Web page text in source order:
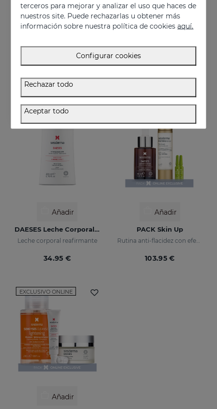
Añadir
DAESES Contorno De Ojos Y Labios
Efecto lifting inmediato y duradero
Añadir
PACK Desafío Al Tiempo
Rutina antiedad suprema
Añadir
DAESES Leche Corporal Reafirmante
Leche corporal reafirmante
34.95 €
EXCLUSIVO ONLINE
Añadir
PACK Skin Up
Rutina anti-flacidez con efecto tensor inmediato
103.95 €
EXCLUSIVO ONLINE
Añadir
terceros para mejorar y analizar el uso que haces de
nuestros site. Puede rechazarlas u obtener más
información sobre nuestra política de cookiesaquí.
Configurar cookies
Rechazar todo
Aceptar todo